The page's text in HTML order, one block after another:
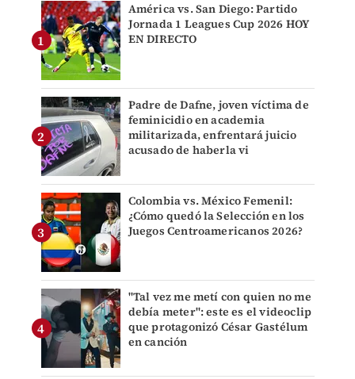
América vs. San Diego: Partido
Jornada 1 Leagues Cup 2026 HOY
EN DIRECTO
Padre de Dafne, joven víctima de
feminicidio en academia
militarizada, enfrentará juicio
acusado de haberla vi
Colombia vs. México Femenil:
¿Cómo quedó la Selección en los
Juegos Centroamericanos 2026?
"Tal vez me metí con quien no me
debía meter": este es el videoclip
que protagonizó César Gastélum
en canción